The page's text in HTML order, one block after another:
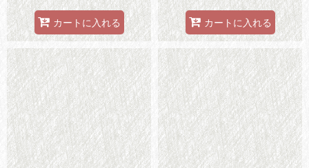
カートに入れる カートに入れる